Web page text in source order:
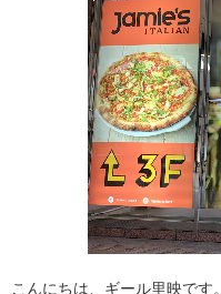
こんにちは、ギール里映です。